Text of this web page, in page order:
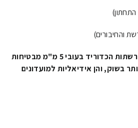
עברו לרמה המקצועית: רשתות הכדוריד בעובי 5 מ"מ מבטיחות
בשוק, והן אידיאליות למועדונים